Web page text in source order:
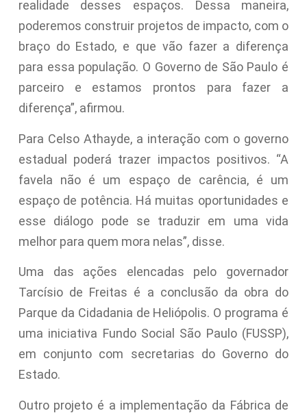
realidade desses espaços. Dessa maneira,
poderemos construir projetos de impacto, com o
braço do Estado, e que vão fazer a diferença
para essa população. O Governo de São Paulo é
parceiro e estamos prontos para fazer a
diferença”, afirmou.
Para Celso Athayde, a interação com o governo
estadual poderá trazer impactos positivos. “A
favela não é um espaço de carência, é um
espaço de potência. Há muitas oportunidades e
esse diálogo pode se traduzir em uma vida
melhor para quem mora nelas”, disse.
Uma das ações elencadas pelo governador
Tarcísio de Freitas é a conclusão da obra do
Parque da Cidadania de Heliópolis. O programa é
uma iniciativa Fundo Social São Paulo (FUSSP),
em conjunto com secretarias do Governo do
Estado.
Outro projeto é a implementação da Fábrica de